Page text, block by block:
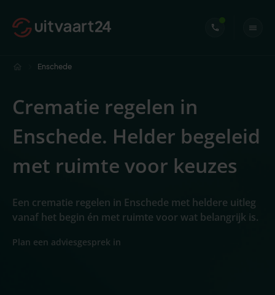
Enschede
Crematie regelen in
Enschede. Helder begeleid
met ruimte voor keuzes
Een crematie regelen in Enschede met heldere uitleg
vanaf het begin én met ruimte voor wat belangrijk is.
Plan een adviesgesprek in